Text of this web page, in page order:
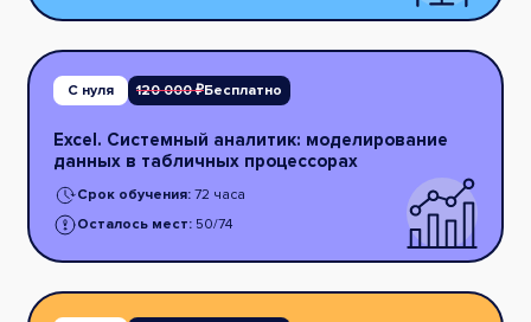
С нуля 120 000 ₽Бесплатно
Excel. Системный аналитик: моделирование
данных в табличных процессорах
Срок обучения: 72 часа
Осталось мест: 50/74